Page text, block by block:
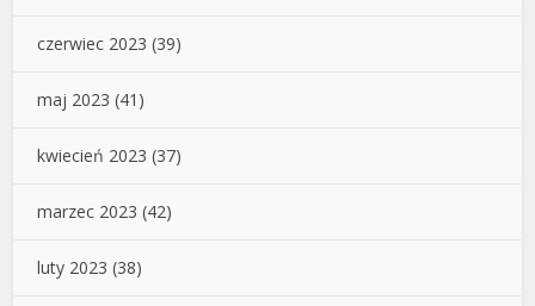
czerwiec 2023 (39)
maj 2023 (41)
kwiecień 2023 (37)
marzec 2023 (42)
luty 2023 (38)